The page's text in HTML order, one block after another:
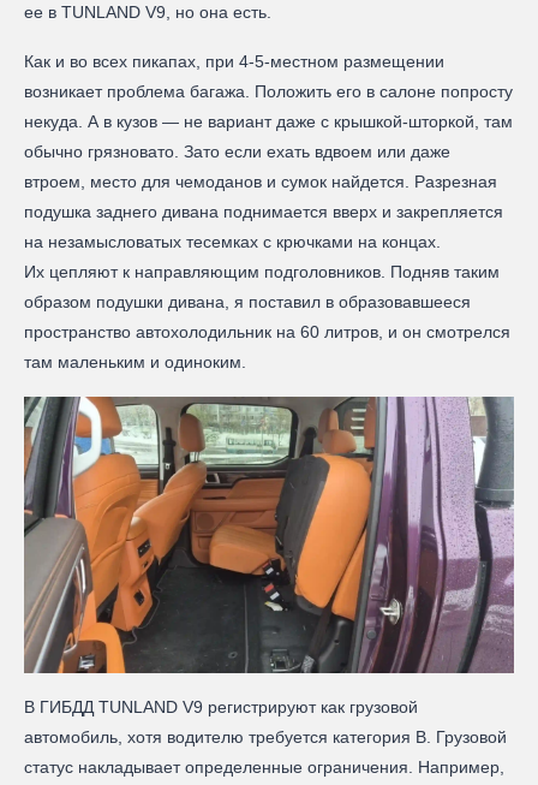
ее в TUNLAND V9, но она есть.
Как и во всех пикапах, при 4-5-местном размещении
возникает проблема багажа. Положить его в салоне попросту
некуда. А в кузов — не вариант даже с крышкой-шторкой, там
обычно грязновато. Зато если ехать вдвоем или даже
втроем, место для чемоданов и сумок найдется. Разрезная
подушка заднего дивана поднимается вверх и закрепляется
на незамысловатых тесемках с крючками на концах.
Их цепляют к направляющим подголовников. Подняв таким
образом подушки дивана, я поставил в образовавшееся
пространство автохолодильник на 60 литров, и он смотрелся
там маленьким и одиноким.
В ГИБДД TUNLAND V9 регистрируют как грузовой
автомобиль, хотя водителю требуется категория В. Грузовой
статус накладывает определенные ограничения. Например,